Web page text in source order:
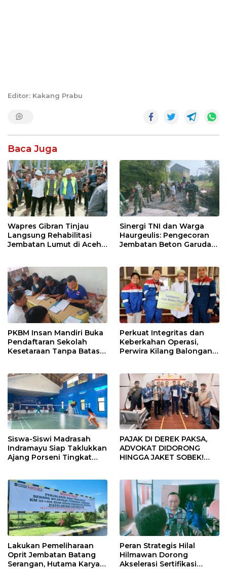
Editor: Kakang Prabu
Baca Juga
Wapres Gibran Tinjau
Langsung Rehabilitasi
Jembatan Lumut di Aceh
Sinergi TNI dan Warga
Haurgeulis: Pengecoran
Jembatan Beton Garuda
PKBM Insan Mandiri Buka
Pendaftaran Sekolah
Kesetaraan Tanpa Batas
Perkuat Integritas dan
Keberkahan Operasi,
Perwira Kilang Balongan
Siswa-Siswi Madrasah
Indramayu Siap Taklukkan
Ajang Porseni Tingkat
PAJAK DI DEREK PAKSA,
ADVOKAT DIDORONG
HINGGA JAKET SOBEK!
Pekanbaru!
Lakukan Pemeliharaan
Oprit Jembatan Batang
Serangan, Hutama Karya
Peran Strategis Hilal
Hilmawan Dorong
Akselerasi Sertifikasi